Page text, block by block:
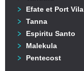
Efate et Port Vila
Tanna
Espiritu Santo
Malekula
Pentecost